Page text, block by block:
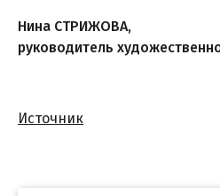
Нина СТРИЖОВА,
руководитель
Источник